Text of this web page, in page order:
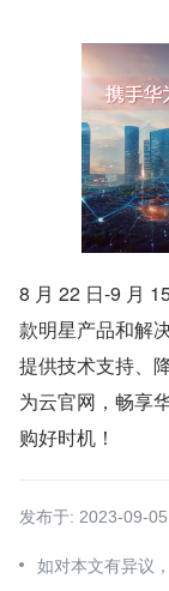
8 月 22 日-9 月
款明星产品和解
提供技术支持、
为云官网，畅享
购好时机！
发布于: 2023-09-05
如对本文有异议